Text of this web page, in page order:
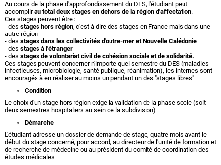
Au cours de la phase d'approfondissement du DES, l'étudiant peut
accomplirau total deux stages en dehors de la région d'affectation.
Ces stages peuvent être :
- des stages hors région, c'est à dire des stages en France mais dans une
autre région
- des stages dans les collectivités d'outre-mer et Nouvelle Calédonie
- des stages à l'étranger
- des stages de volontariat civil de cohésion sociale et de solidarité.
Ces stages peuvent concerner n'importe quel semestre du DES (maladies
infectieuses, microbiologie, santé publique, réanimation), les internes sont
encouragés à en réaliser au moins un pendant un des "stages libres"
Condition
Le choix d'un stage hors région exige la validation de la phase socle (soit
deux semestres hospitaliers au sein de la subdivision)
Démarche
L'étudiant adresse un dossier de demande de stage, quatre mois avant le
début du stage concerné, pour accord, au directeur de l'unité de formation et
de recherche de médecine ou au président du comité de coordination des
études médicales